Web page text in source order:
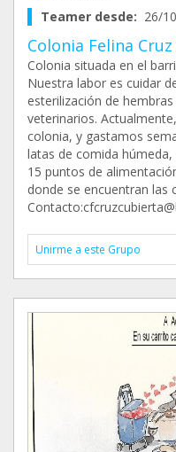
Teamer desde: 26/
Colonia Felina
Colonia situada en el
Nuestra labor es cuidar
esterilización de
veterinarios.
colonia, y gastamos
latas de comida
15 puntos de
donde se encuentran las
Unirme a este Grupo